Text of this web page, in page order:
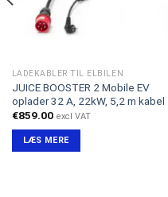
LADEKABLER TIL ELBILEN
JUICE BOOSTER 2 Mobile EV
oplader 32 A, 22kW, 5,2 m kabel
€859.00 excl VAT
LÆS MERE